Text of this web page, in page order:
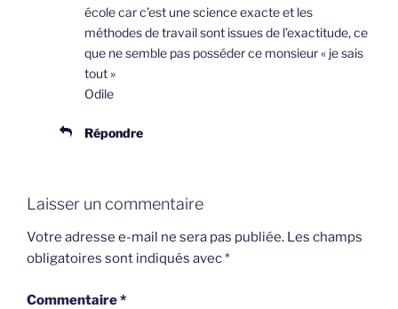
école car c’est une science exacte et les
méthodes de travail sont issues de l’exactitude, ce
que ne semble pas posséder ce monsieur « je sais
tout »
Odile
Répondre
Laisser un commentaire
Votre adresse e-mail ne sera pas publiée. Les champs
obligatoires sont indiqués avec*
Commentaire*